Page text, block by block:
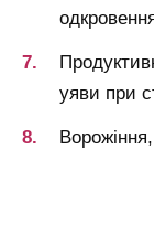
уяви при